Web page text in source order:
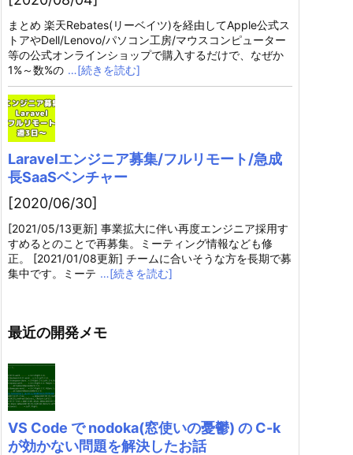
まとめ 楽天Rebates(リーベイツ)を経由してApple公式ス
トアやDell/Lenovo/パソコン工房/マウスコンピューター
等の公式オンラインショップで購入するだけで、なぜか
1%～数%の …[続きを読む]
Laravelエンジニア募集/フルリモート/急成
長SaaSベンチャー
[2020/06/30]
[2021/05/13更新] 事業拡大に伴い再度エンジニア採用す
すめるとのことで再募集。ミーティング情報なども修
正。 [2021/01/08更新] チームに合いそうな方を長期で募
集中です。ミーテ …[続きを読む]
最近の開発メモ
VS Code で nodoka(窓使いの憂鬱) の C-k
が効かない問題を解決したお話